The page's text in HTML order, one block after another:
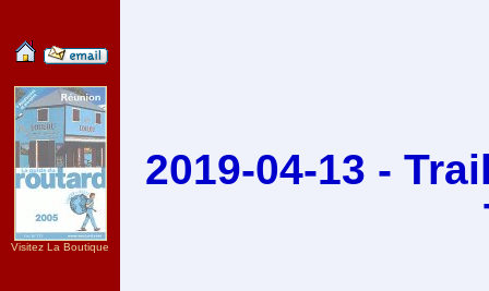
Visitez La Boutique
2019-04-13 -